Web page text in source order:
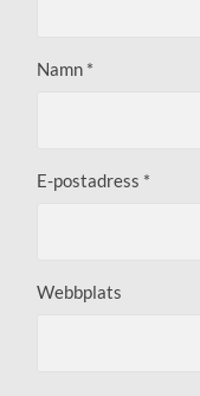
Namn *
E-postadress *
Webbplats